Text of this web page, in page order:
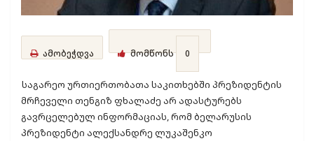
ამობეჭდვა მომწონს 0
საგარეო ურთიერთობათა საკითხებში პრეზიდენტის
მრჩეველი თენგიზ ფხალაძე არ ადასტურებს
გავრცელებულ ინფორმაციას, რომ ბელარუსის
პრეზიდენტი ალექსანდრე ლუკაშენკო